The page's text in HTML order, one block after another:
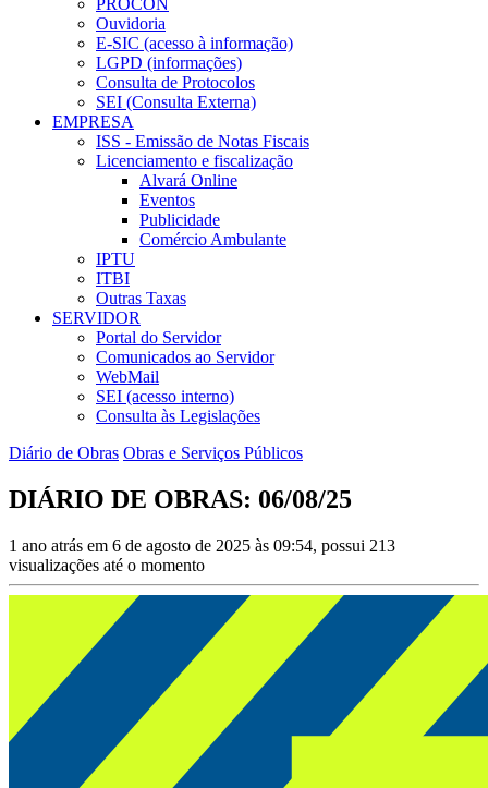
PROCON
Ouvidoria
E-SIC (acesso à informação)
LGPD (informações)
Consulta de Protocolos
SEI (Consulta Externa)
EMPRESA
ISS - Emissão de Notas Fiscais
Licenciamento e fiscalização
Alvará Online
Eventos
Publicidade
Comércio Ambulante
IPTU
ITBI
Outras Taxas
SERVIDOR
Portal do Servidor
Comunicados ao Servidor
WebMail
SEI (acesso interno)
Consulta às Legislações
Diário de Obras Obras e Serviços Públicos
DIÁRIO DE OBRAS: 06/08/25
1 ano atrás em 6 de agosto de 2025 às 09:54, possui 213
visualizações até o momento